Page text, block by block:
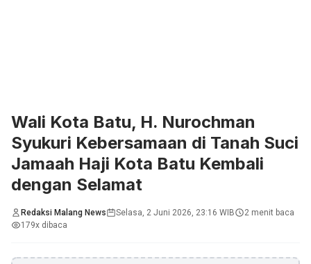
Wali Kota Batu, H. Nurochman
Syukuri Kebersamaan di Tanah Suci
Jamaah Haji Kota Batu Kembali
dengan Selamat
Redaksi Malang News Selasa, 2 Juni 2026, 23:16 WIB
2 menit baca
179x dibaca